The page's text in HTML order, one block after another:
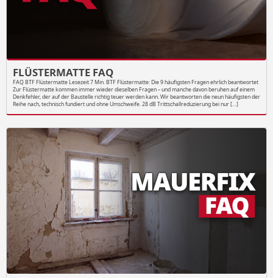
FLÜSTERMATTE FAQ
FAQ BTF Flüstermatte Lesezeit 7 Min. BTF Flüstermatte: Die 9 häufigsten Fragen ehrlich beantwortet
Zur Flüstermatte kommen immer wieder dieselben Fragen – und manche davon beruhen auf einem
Denkfehler, der auf der Baustelle richtig teuer werden kann. Wir beantworten die neun häufigsten der
Reihe nach, technisch fundiert und ohne Umschweife. 28 dB Trittschallreduzierung bei nur […]